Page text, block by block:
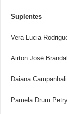
Suplentes
Vera Lucia
Airton José
Daiana
Pamela Drum Petry